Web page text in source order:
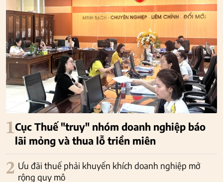
1Cục Thuế "truy" nhóm doanh nghiệp báo
lãi mỏng và thua lỗ triền miên
2 Ưu đãi thuế phải khuyến khích doanh nghiệp mở
rộng quy mô